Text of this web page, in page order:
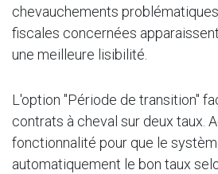
chevauchements
fiscales concernées
une meilleure lisibilité.
L'option "Période de transition"
contrats à cheval sur deux taux.
fonctionnalité pour que le
automatiquement le bon taux